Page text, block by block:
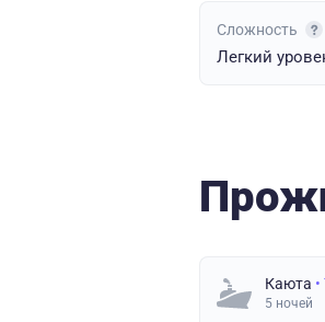
Сложность
Легкий
Каюта
5 ночей